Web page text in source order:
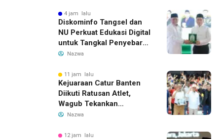
4 jam lalu
Diskominfo Tangsel dan
NU Perkuat Edukasi Digital
untuk Tangkal Penyebaran
Hoaks
Nazwa
11 jam lalu
Kejuaraan Catur Banten
Diikuti Ratusan Atlet,
Wagub Tekankan
Pembinaan Dini
Nazwa
12 jam lalu